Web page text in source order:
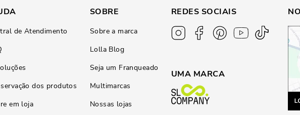
de Atendimento
dos produtos
em loja
SOBRE
Sobre a marca
Lolla Blog
Seja um Franqueado
Multimarcas
Nossas lojas
REDES SOCIAIS
UMA MARCA